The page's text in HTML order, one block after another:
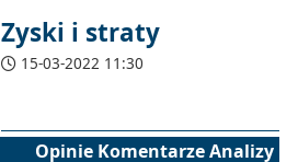
Zyski i straty
15-03-2022 11:30
Opinie Komentarze Analizy